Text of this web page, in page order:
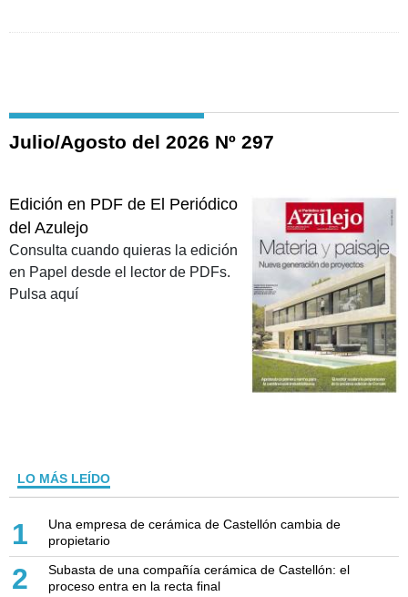
Julio/Agosto del 2026 Nº 297
Edición en PDF de El Periódico
del Azulejo
Consulta cuando quieras la edición
en Papel desde el lector de PDFs.
Pulsa aquí
LO MÁS LEÍDO
1
Una empresa de cerámica de Castellón cambia de
propietario
2
Subasta de una compañía cerámica de Castellón: el
proceso entra en la recta final